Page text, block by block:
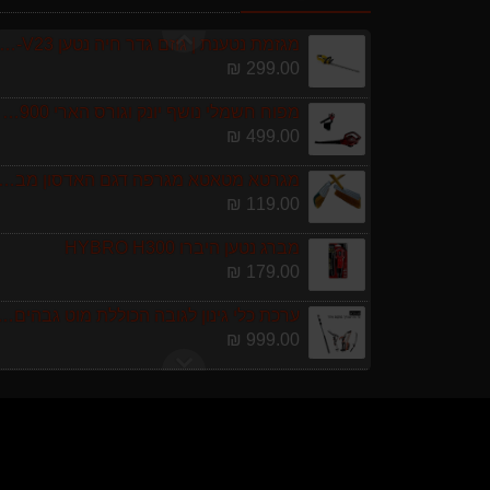
מגזמת נטענת | גוזם גדר חיה נטען GARLAND SET KEEPER 20V 252-V23 גוף בלבד
299.00 ₪
מפוח חשמלי נושף יונק וגורס הארי HARRY LSN 2900
499.00 ₪
מגרטא מטאטא מגרפה דגם האדסון מבית GARLAND ספרד
119.00 ₪
מברג נטען היברו HYBRO H300
179.00 ₪
ערכת כלי גינון לגובה הכוללת מוט גבהים טלסקופי 5 מטר, מסור, תוכי ומספרי גבהים גדר חי גרלנד GARLAND באנדל האדסון
999.00 ₪